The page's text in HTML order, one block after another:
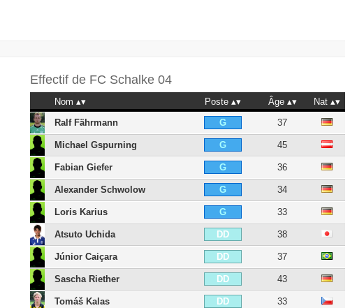
Effectif de FC Schalke 04
Nom Poste Âge
Nat
Ralf Fährmann
G 37
Michael Gspurning G 45
Fabian Giefer G 36
Alexander Schwolow G 34
Loris Karius G 33
Atsuto Uchida DD 38
Júnior Caiçara DD 37
Sascha Riether DD 43
Tomáš Kalas DD 33